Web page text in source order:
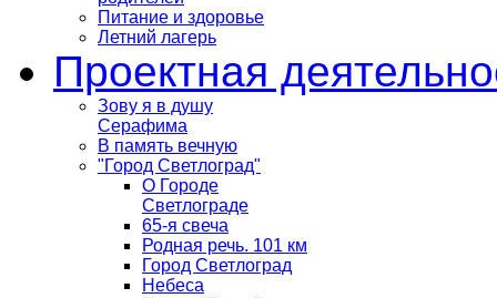
Питание и здоровье
Летний лагерь
Проектная
Зову я в душу
Серафима
В память вечную
"Город Светлоград"
О Городе
Светлограде
65-я свеча
Родная речь. 101 км
Город Светлоград
Небеса